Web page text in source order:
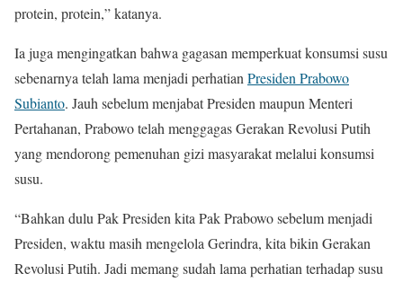
protein, protein,” katanya.
Ia juga mengingatkan bahwa gagasan memperkuat konsumsi susu
sebenarnya telah lama menjadi perhatian Presiden Prabowo
Subianto. Jauh sebelum menjabat Presiden maupun Menteri
Pertahanan, Prabowo telah menggagas Gerakan Revolusi Putih
yang mendorong pemenuhan gizi masyarakat melalui konsumsi
susu.
“Bahkan dulu Pak Presiden kita Pak Prabowo sebelum menjadi
Presiden, waktu masih mengelola Gerindra, kita bikin Gerakan
Revolusi Putih. Jadi memang sudah lama perhatian terhadap susu